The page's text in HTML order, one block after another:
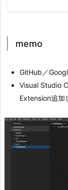
memo
GitHub／
Visual Studio
Extension追加